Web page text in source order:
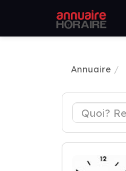
Annuaire